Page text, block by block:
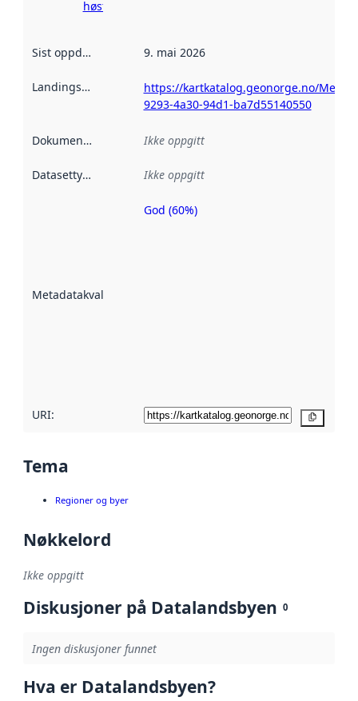
høsting her
Sist oppdatert 9. mai 2026
Landingsside
https://kartkatalog.geonorge.no/
9293-4a30-94d1-ba7d55140550
Dokumentasjon Ikke oppgitt
Datasettype Ikke oppgitt
Metadatakvalitet
Metadatakvalitet
God (60%)
URI:
Tema
Regioner og byer
Nøkkelord
Ikke oppgitt
Diskusjoner på Datalandsbyen 0
Ingen diskusjoner funnet
Hva er Datalandsbyen?